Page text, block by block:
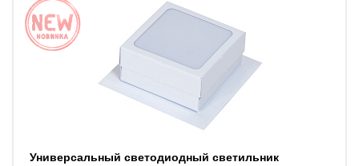
Универсальный светодиодный светильник